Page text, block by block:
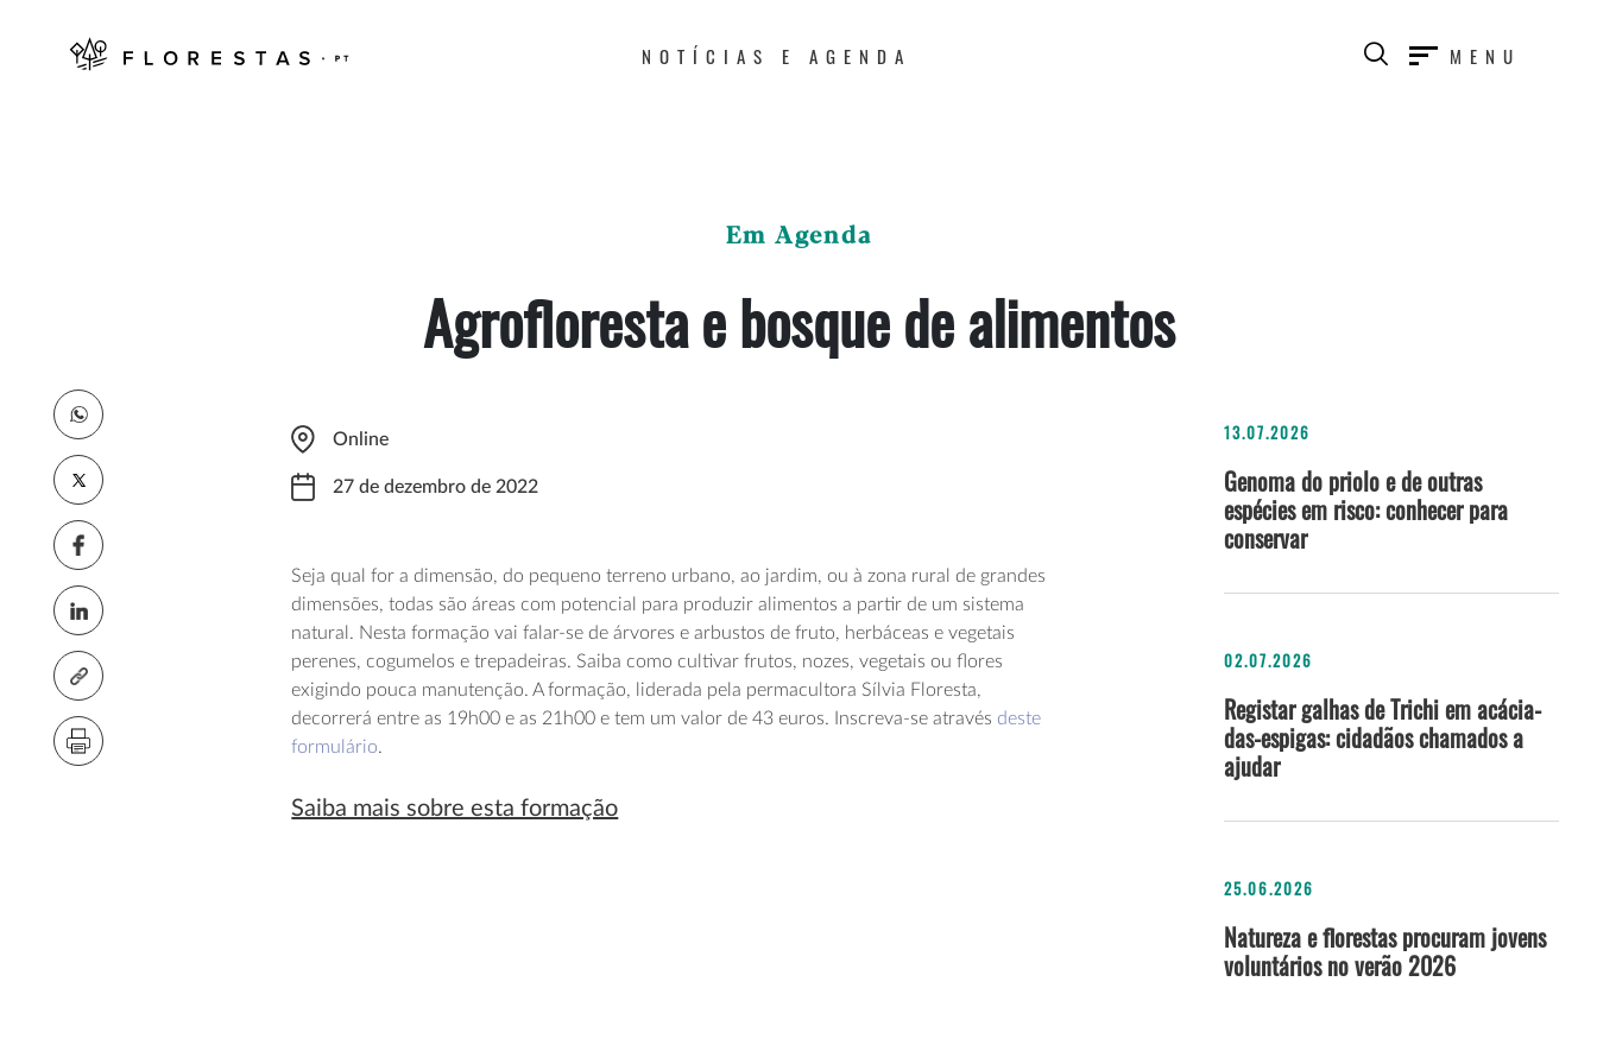
NOTÍCIAS E AGENDA MENU
Em Agenda
Agrofloresta e bosque de alimentos
Online
27 de dezembro de 2022
Seja qual for a dimensão, do pequeno terreno urbano, ao jardim, ou à zona rural de grandes
dimensões, todas são áreas com potencial para produzir alimentos a partir de um sistema
natural. Nesta formação vai falar-se de árvores e arbustos de fruto, herbáceas e vegetais
perenes, cogumelos e trepadeiras. Saiba como cultivar frutos, nozes, vegetais ou flores
exigindo pouca manutenção. A formação, liderada pela permacultora Sílvia Floresta,
decorrerá entre as 19h00 e as 21h00 e tem um valor de 43 euros. Inscreva-se através deste
formulário.
Saiba mais sobre esta formação
13.07.2026
Genoma do priolo e de outras
espécies em risco: conhecer para
conservar
02.07.2026
Registar galhas de Trichi em acácia-
das-espigas: cidadãos chamados a
ajudar
25.06.2026
Natureza e florestas procuram jovens
voluntários no verão 2026